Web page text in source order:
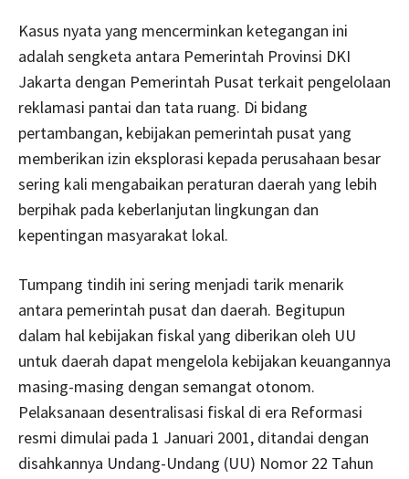
Kasus nyata yang mencerminkan ketegangan ini
adalah sengketa antara Pemerintah Provinsi DKI
Jakarta dengan Pemerintah Pusat terkait pengelolaan
reklamasi pantai dan tata ruang. Di bidang
pertambangan, kebijakan pemerintah pusat yang
memberikan izin eksplorasi kepada perusahaan besar
sering kali mengabaikan peraturan daerah yang lebih
berpihak pada keberlanjutan lingkungan dan
kepentingan masyarakat lokal.
Tumpang tindih ini sering menjadi tarik menarik
antara pemerintah pusat dan daerah. Begitupun
dalam hal kebijakan fiskal yang diberikan oleh UU
untuk daerah dapat mengelola kebijakan keuangannya
masing-masing dengan semangat otonom.
Pelaksanaan desentralisasi fiskal di era Reformasi
resmi dimulai pada 1 Januari 2001, ditandai dengan
disahkannya Undang-Undang (UU) Nomor 22 Tahun